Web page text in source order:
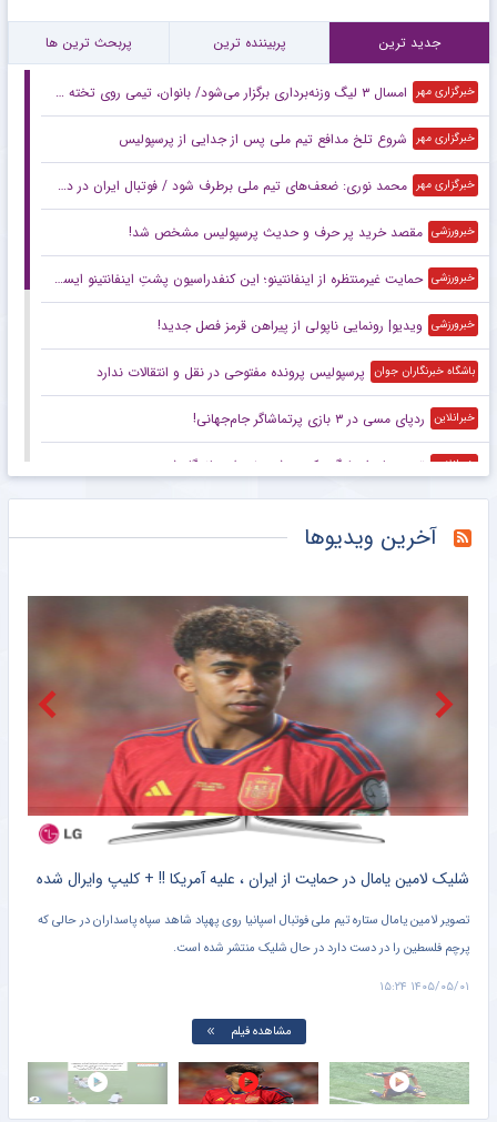
جدید ترین پربیننده ترین پربحث ترین ها
خبرگزاری مهر امسال ۳ لیگ وزنه‌برداری برگزار می‌شود/ بانوان، تیمی روی تخته می‌روند
خبرگزاری مهر شروع تلخ مدافع تیم ملی پس از جدایی از پرسپولیس
خبرگزاری مهر محمد نوری: ضعف‌های تیم ملی برطرف شود / فوتبال ایران در دست دلال هاست
خبرورزشی مقصد خرید پر حرف و حدیث پرسپولیس مشخص شد!
خبرورزشی حمایت غیرمنتظره از اینفانتینو؛ این کنفدراسیون پشتِ اینفانتینو ایستاد!
خبرورزشی ویدیو| رونمایی ناپولی از پیراهن قرمز فصل جدید!
باشگاه خبرنگاران جوان پرسپولیس پرونده مفتوحی در نقل و انتقالات ندارد
خبرانلاین ردپای مسی در ۳ بازی پرتماشاگر جام‌جهانی!
خبرانلاین تیم پرماجرای لیگ یک در شهر خودش ماندگار شد
جانشین رضاییان درخشید؛ دو پاس گل برای شروعی رویایی
داور لندنی برای رسیدگی به پرونده بیرانوند انتخاب شده است
باشگاه خبرنگاران جوان دونده کرمانی با ۲ رکورد شکنی برترین ورزشکار جام شد
باشگاه خبرنگاران جوان احتمال دوری چند هفته‌ای بازیکن مجارستانی پرسپولیس
باشگاه خبرنگاران جوان پشت پرده غیبت یاغی جدید فوتبال در بازی‌های دوستانه
آخرین ویدیوها
شلیک لامین یامال در حمایت از ایران ، علیه آمریکا !! + کلیپ وایرال شده
تصویر لامین یامال ستاره تیم ملی فوتبال اسپانیا روی پهپاد شاهد سپاه پاسداران در حالی که
پرچم فلسطین را در دست دارد در حال شلیک منتشر شده است.
۱۴۰۵/۰۵/۰۱ ۱۵:۲۴
مشاهده فیلم